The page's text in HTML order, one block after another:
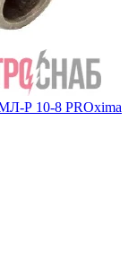
Р 10-8 PROxima